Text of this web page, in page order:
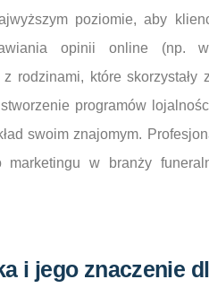
poziomie, aby
opinii online (np.
rodzinami, które
programów
swoim znajomym.
marketingu w branży
i jego znaczenie